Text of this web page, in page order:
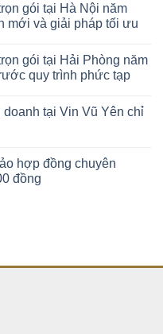
gói tại Hà Nội năm
mới và giải pháp tối ưu
gói tại Hải Phòng năm
quy trình phức tạp
tại Vin Vũ Yên chỉ
hợp đồng chuyên
đồng